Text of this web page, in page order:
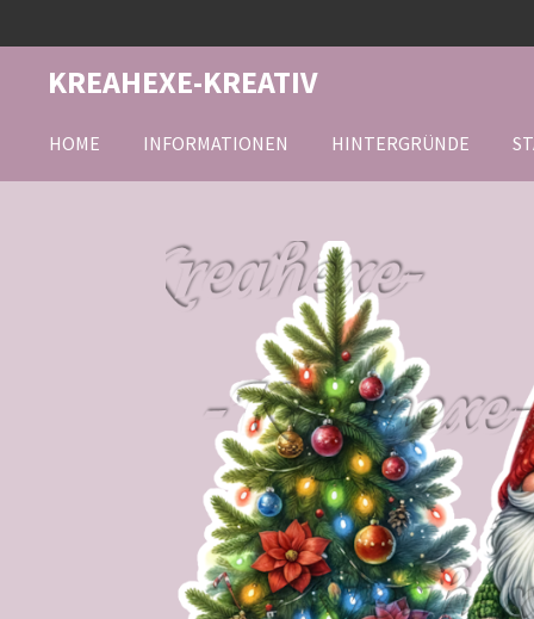
Hauptinhalt
springen
KREAHEXE-KREATIV
HOME INFORMATIONEN HINTERGRÜNDE